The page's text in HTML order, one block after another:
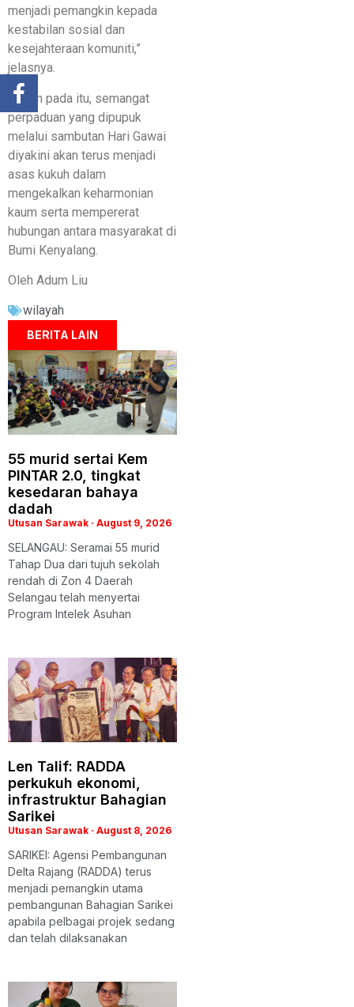
menjadi pemangkin kepada
kestabilan sosial dan
kesejahteraan komuniti,”
jelasnya.
Dalam pada itu, semangat
perpaduan yang dipupuk
melalui sambutan Hari Gawai
diyakini akan terus menjadi
asas kukuh dalam
mengekalkan keharmonian
kaum serta mempererat
hubungan antara masyarakat di
Bumi Kenyalang.
Oleh Adum Liu
wilayah
BERITA LAIN
55 murid sertai Kem
PINTAR 2.0, tingkat
kesedaran bahaya
dadah
Utusan Sarawak August 9, 2026
SELANGAU: Seramai 55 murid
Tahap Dua dari tujuh sekolah
rendah di Zon 4 Daerah
Selangau telah menyertai
Program Intelek Asuhan
Len Talif: RADDA
perkukuh ekonomi,
infrastruktur Bahagian
Sarikei
Utusan Sarawak August 8, 2026
SARIKEI: Agensi Pembangunan
Delta Rajang (RADDA) terus
menjadi pemangkin utama
pembangunan Bahagian Sarikei
apabila pelbagai projek sedang
dan telah dilaksanakan